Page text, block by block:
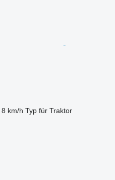
8 km/h Typ für Traktor